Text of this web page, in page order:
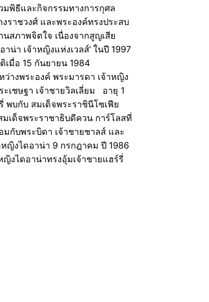
มพิธีและกิจกรรมทางการกุศล
ราชวงศ์ และพระองค์ทรงประสบ
สภาพจิตใจ เนื่องจากสูญเสีย
าน่า เจ้าหญิงแห่งเวลส์’ ในปี 1997
เมื่อ 15 กันยายน 1984
างพระองค์ พระมารดา เจ้าหญิง
เชษฐา เจ้าชายวิลเลี่ยม อายุ 1
พบกับ สมเด็จพระราชินีโซเฟีย
มเด็จพระราชาธิบดีควน การ์โลสที่
มกับพระบิดา เจ้าชายชาลส์ และ
หญิงไดอาน่า 9 กรกฎาคม ปี 1986
ญิงไดอาน่าทรงอุ้มเจ้าชายแฮร์รี่